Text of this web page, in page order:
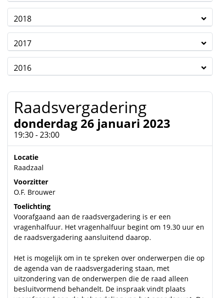
2018
2017
2016
Raadsvergadering
donderdag 26 januari 2023
19:30 - 23:00
Locatie
Raadzaal
Voorzitter
O.F. Brouwer
Toelichting
Voorafgaand aan de raadsvergadering is er een
vragenhalfuur. Het vragenhalfuur begint om 19.30 uur en
de raadsvergadering aansluitend daarop.
Het is mogelijk om in te spreken over onderwerpen die op
de agenda van de raadsvergadering staan, met
uitzondering van de onderwerpen die de raad alleen
besluitvormend behandelt. De inspraak vindt plaats